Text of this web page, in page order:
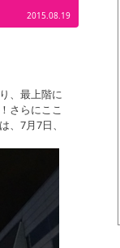
2015.08.19
、最上階に
さらにここ
7月7日、